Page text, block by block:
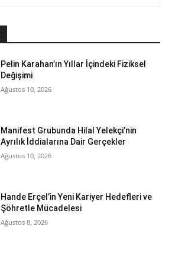
Pelin Karahan’ın Yıllar İçindeki Fiziksel
Değişimi
Ağustos 10, 2026
Manifest Grubunda Hilal Yelekçi’nin
Ayrılık İddialarına Dair Gerçekler
Ağustos 10, 2026
Hande Erçel’in Yeni Kariyer Hedefleri ve
Şöhretle Mücadelesi
Ağustos 8, 2026